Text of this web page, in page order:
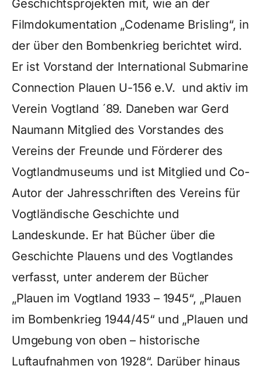
Geschichtsprojekten mit, wie an der
Filmdokumentation „Codename Brisling“, in
der über den Bombenkrieg berichtet wird.
Er ist Vorstand der International Submarine
Connection Plauen U-156 e.V. und aktiv im
Verein Vogtland ´89. Daneben war Gerd
Naumann Mitglied des Vorstandes des
Vereins der Freunde und Förderer des
Vogtlandmuseums und ist Mitglied und Co-
Autor der Jahresschriften des Vereins für
Vogtländische Geschichte und
Landeskunde. Er hat Bücher über die
Geschichte Plauens und des Vogtlandes
verfasst, unter anderem der Bücher
„Plauen im Vogtland 1933 – 1945“, „Plauen
im Bombenkrieg 1944/45“ und „Plauen und
Umgebung von oben – historische
Luftaufnahmen von 1928“. Darüber hinaus